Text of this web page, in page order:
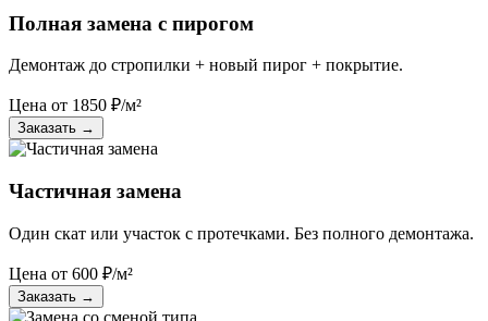
Полная замена с пирогом
Демонтаж до стропилки + новый пирог + покрытие.
Цена от 1850 ₽/м²
Заказать →
Частичная замена
Один скат или участок с протечками. Без полного демонтажа.
Цена от 600 ₽/м²
Заказать →